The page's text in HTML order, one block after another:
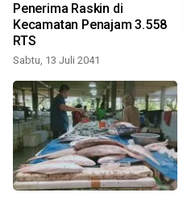
Penerima Raskin di
Kecamatan Penajam 3.558
RTS
Sabtu, 13 Juli 2041